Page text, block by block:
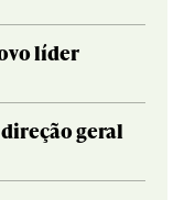
líder
geral